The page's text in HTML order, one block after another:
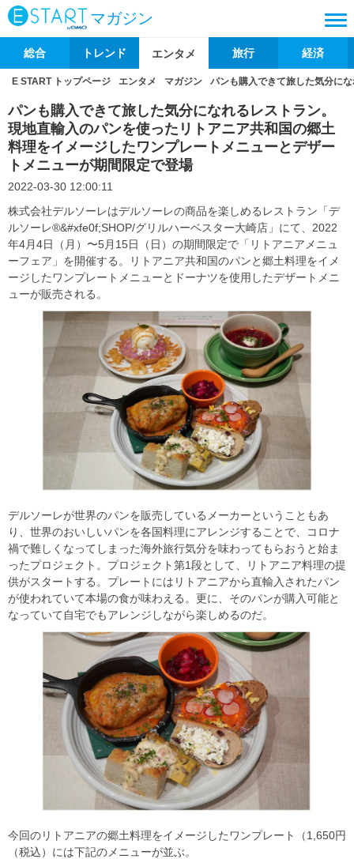
マガジン
総合 トレンド エンタメ 旅行 経済
E START トップページ エンタメ マガジン パンも購入できて旅した気分に
パンも購入できて旅した気分になれるレストラン。
現地直輸入のパンを使ったリトアニア共和国の郷土
料理をイメージしたワンプレートメニューとデザー
トメニューが期間限定で登場
2022-03-30 12:00:11
株式会社デルソーレはデルソーレの商品を楽しめるレストラン「デ
ルソーレ®&#xfe0f;SHOP/グリルハーベスター大崎店」にて、2022
年4月4日（月）〜5月15日（日）の期間限定で「リトアニアメニュ
ーフェア」を開催する。リトアニア共和国のパンと郷土料理をイメ
ージしたワンプレートメニューとドーナツを使用したデザートメニ
ューが販売される。
デルソーレが世界のパンを販売しているメーカーということもあ
り、世界のおいしいパンを各国料理にアレンジすることで、コロナ
禍で難しくなってしまった海外旅行気分を味わってもらおうと始ま
ったプロジェクト。プロジェクト第1段として、リトアニア料理の提
供がスタートする。プレートにはリトアニアから直輸入されたパン
が使われていて本場の食が味わえる。更に、そのパンが購入可能と
なっていて自宅でもアレンジしながら楽しめるのだ。
今回のリトアニアの郷土料理をイメージしたワンプレート（1,650円
（税込）には下記のメニューが並ぶ。